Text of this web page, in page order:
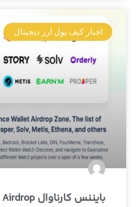
اخبار کیف پول ارز دیجیتال
بایننس کارناوال Airdrop